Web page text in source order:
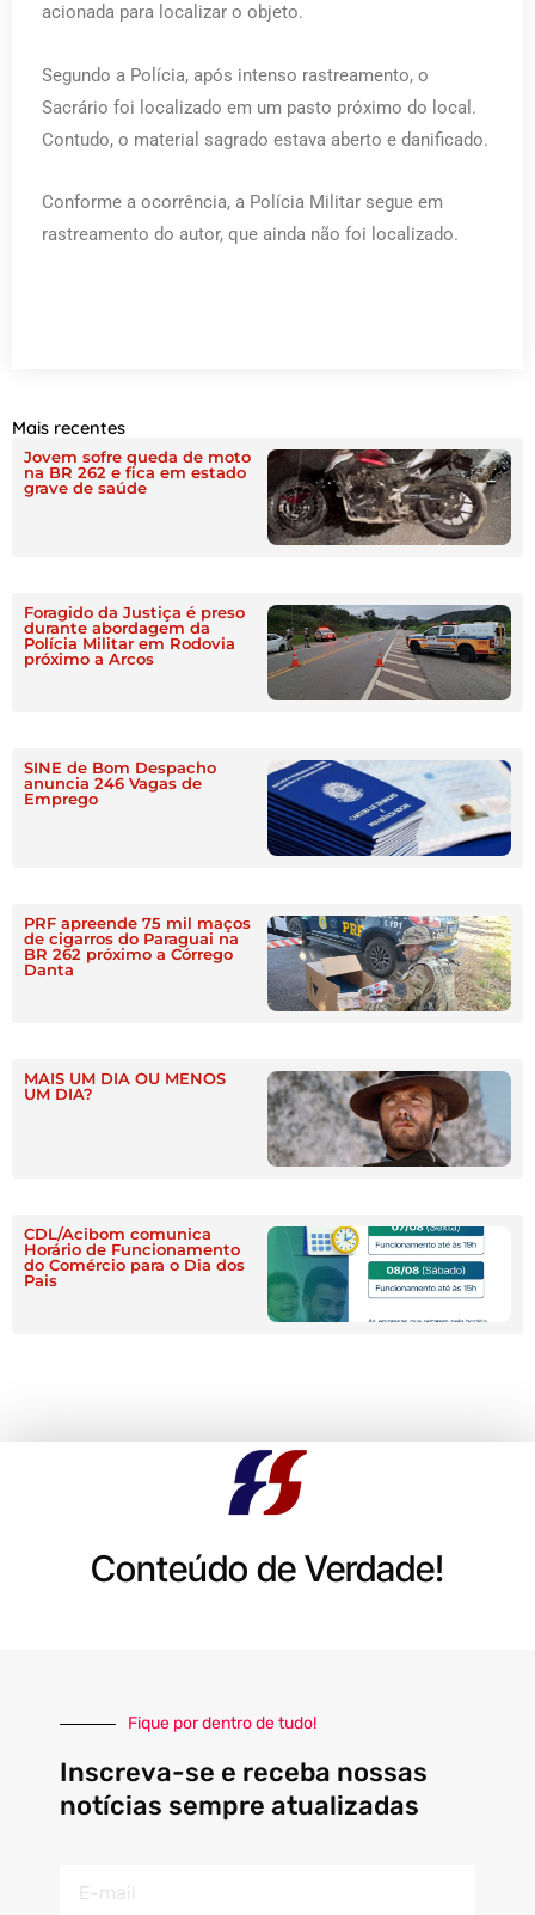
acionada para localizar o objeto.
Segundo a Polícia, após intenso rastreamento, o
Sacrário foi localizado em um pasto próximo do local.
Contudo, o material sagrado estava aberto e danificado.
Conforme a ocorrência, a Polícia Militar segue em
rastreamento do autor, que ainda não foi localizado.
Mais recentes
Jovem sofre queda de moto
na BR 262 e fica em estado
grave de saúde
Foragido da Justiça é preso
durante abordagem da
Polícia Militar em Rodovia
próximo a Arcos
SINE de Bom Despacho
anuncia 246 Vagas de
Emprego
PRF apreende 75 mil maços
de cigarros do Paraguai na
BR 262 próximo a Córrego
Danta
MAIS UM DIA OU MENOS
UM DIA?
CDL/Acibom comunica
Horário de Funcionamento
do Comércio para o Dia dos
Pais
Conteúdo de Verdade!
Fique por dentro de tudo!
Inscreva-se e receba nossas
notícias sempre atualizadas
mail